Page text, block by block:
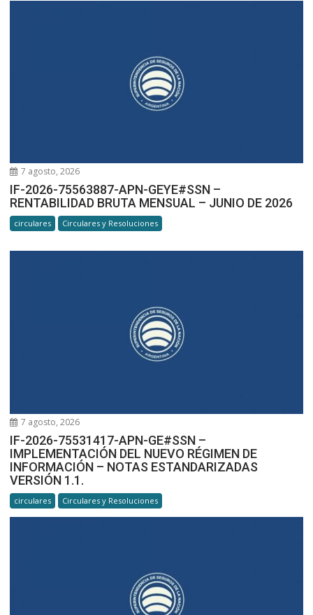
7 agosto, 2026
IF-2026-75563887-APN-GEYE#SSN –
RENTABILIDAD BRUTA MENSUAL – JUNIO DE 2026
circulares Circulares y Resoluciones
7 agosto, 2026
IF-2026-75531417-APN-GE#SSN –
IMPLEMENTACIÓN DEL NUEVO RÉGIMEN DE
INFORMACIÓN – NOTAS ESTANDARIZADAS
VERSIÓN 1.1.
circulares Circulares y Resoluciones